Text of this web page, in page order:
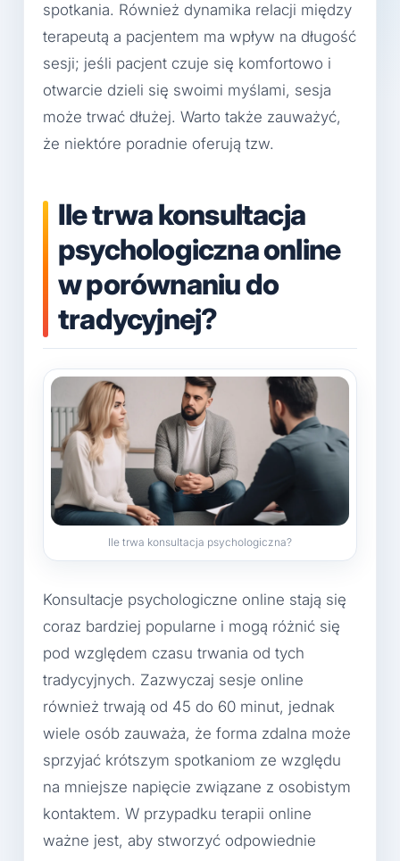
spotkania. Również dynamika relacji między
terapeutą a pacjentem ma wpływ na długość
sesji; jeśli pacjent czuje się komfortowo i
otwarcie dzieli się swoimi myślami, sesja
może trwać dłużej. Warto także zauważyć,
że niektóre poradnie oferują tzw.
Ile trwa konsultacja
psychologiczna online
w porównaniu do
tradycyjnej?
Ile trwa konsultacja psychologiczna?
Konsultacje psychologiczne online stają się
coraz bardziej popularne i mogą różnić się
pod względem czasu trwania od tych
tradycyjnych. Zazwyczaj sesje online
również trwają od 45 do 60 minut, jednak
wiele osób zauważa, że forma zdalna może
sprzyjać krótszym spotkaniom ze względu
na mniejsze napięcie związane z osobistym
kontaktem. W przypadku terapii online
ważne jest, aby stworzyć odpowiednie